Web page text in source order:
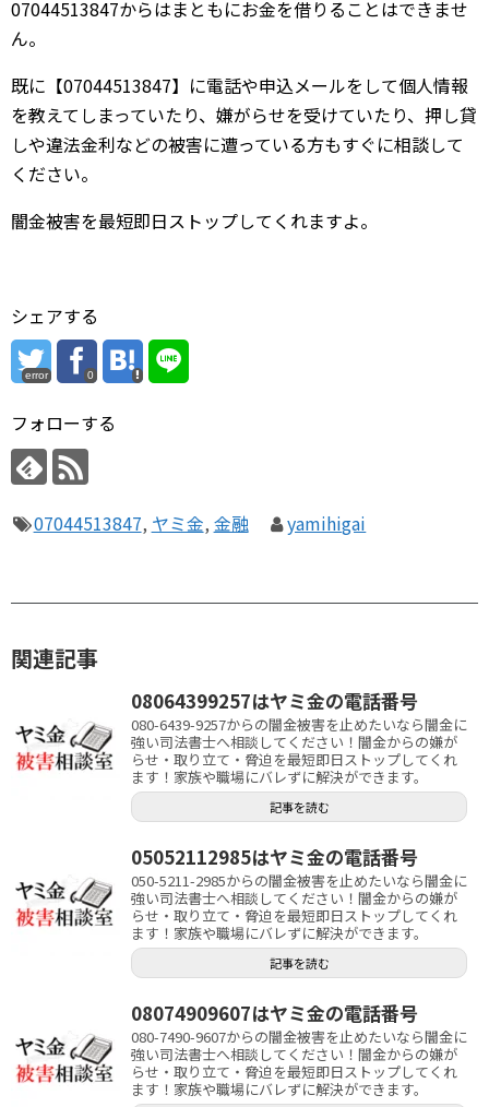
07044513847からはまともにお金を借りることはできませ
ん。
既に【07044513847】に電話や申込メールをして個人情報
を教えてしまっていたり、嫌がらせを受けていたり、押し貸
しや違法金利などの被害に遭っている方もすぐに相談して
ください。
闇金被害を最短即日ストップしてくれますよ。
シェアする
error 0
フォローする
07044513847, ヤミ金, 金融 yamihigai
関連記事
08064399257はヤミ金の電話番号
080-6439-9257からの闇金被害を止めたいなら闇金に
強い司法書士へ相談してください！闇金からの嫌が
らせ・取り立て・脅迫を最短即日ストップしてくれ
ます！家族や職場にバレずに解決ができます。
記事を読む
05052112985はヤミ金の電話番号
050-5211-2985からの闇金被害を止めたいなら闇金に
強い司法書士へ相談してください！闇金からの嫌が
らせ・取り立て・脅迫を最短即日ストップしてくれ
ます！家族や職場にバレずに解決ができます。
記事を読む
08074909607はヤミ金の電話番号
080-7490-9607からの闇金被害を止めたいなら闇金に
強い司法書士へ相談してください！闇金からの嫌が
らせ・取り立て・脅迫を最短即日ストップしてくれ
ます！家族や職場にバレずに解決ができます。